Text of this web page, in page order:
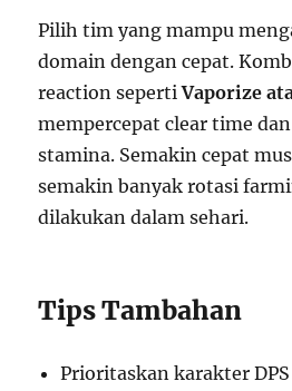
Pilih tim yang mampu
domain dengan cepat.
reaction sepertiVaporize
mempercepat clear time
stamina. Semakin cepat
semakin banyak rotasi
dilakukan dalam sehari.
Tips Tambahan
Prioritaskan karakter